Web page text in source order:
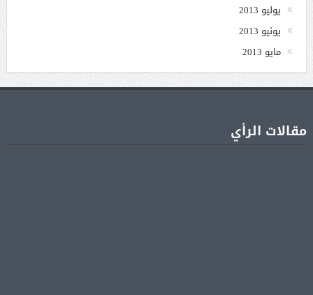
يوليو 2013
يونيو 2013
مايو 2013
مقالات الرأي